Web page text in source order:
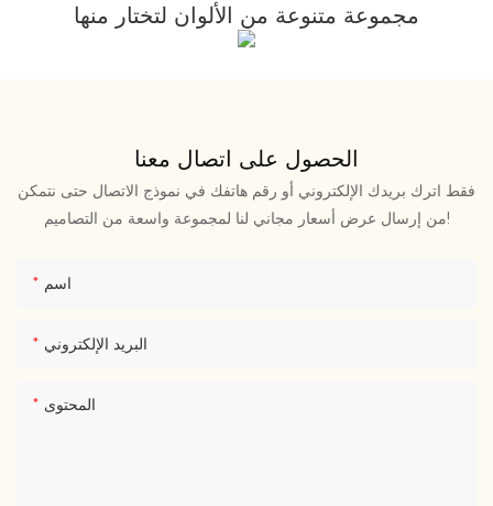
مجموعة متنوعة من الألوان لتختار منها
الحصول على اتصال معنا
فقط اترك بريدك الإلكتروني أو رقم هاتفك في نموذج الاتصال حتى نتمكن
من إرسال عرض أسعار مجاني لنا لمجموعة واسعة من التصاميم!
اسم
البريد الإلكتروني
المحتوى